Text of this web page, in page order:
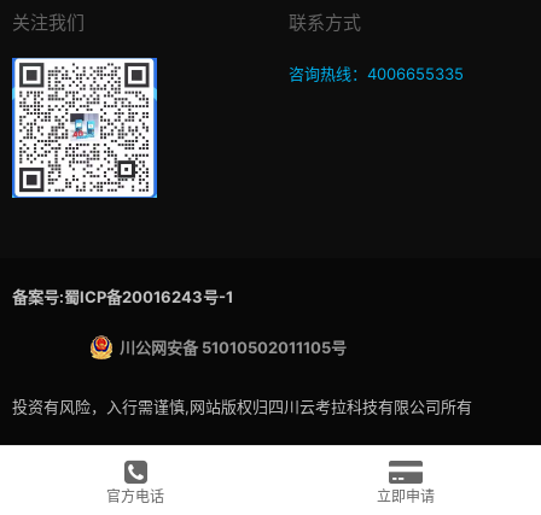
关注我们 联系方式
咨询热线：4006655335
备案号:蜀ICP备20016243号-1
川公网安备 51010502011105号
投资有风险，入行需谨慎,网站版权归四川云考拉科技有限公司所有
官方电话 立即申请